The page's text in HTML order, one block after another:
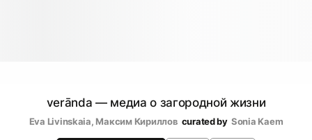
verānda — медиа о загородной жизни
Eva Livinskaia, Максим Кириллов curated by Sonia Kaem